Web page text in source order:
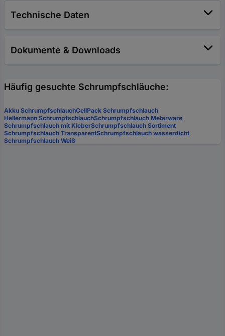
Technische Daten
Dokumente & Downloads
Häufig gesuchte Schrumpfschläuche:
Akku SchrumpfschlauchCellPack Schrumpfschlauch
Hellermann SchrumpfschlauchSchrumpfschlauch Meterware
Schrumpfschlauch mit KleberSchrumpfschlauch Sortiment
Schrumpfschlauch TransparentSchrumpfschlauch wasserdicht
Schrumpfschlauch Weiß